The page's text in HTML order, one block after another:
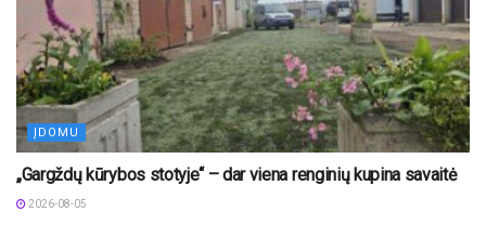
ĮDOMU
„Gargždų kūrybos stotyje“ – dar viena renginių kupina savaitė
2026-08-05